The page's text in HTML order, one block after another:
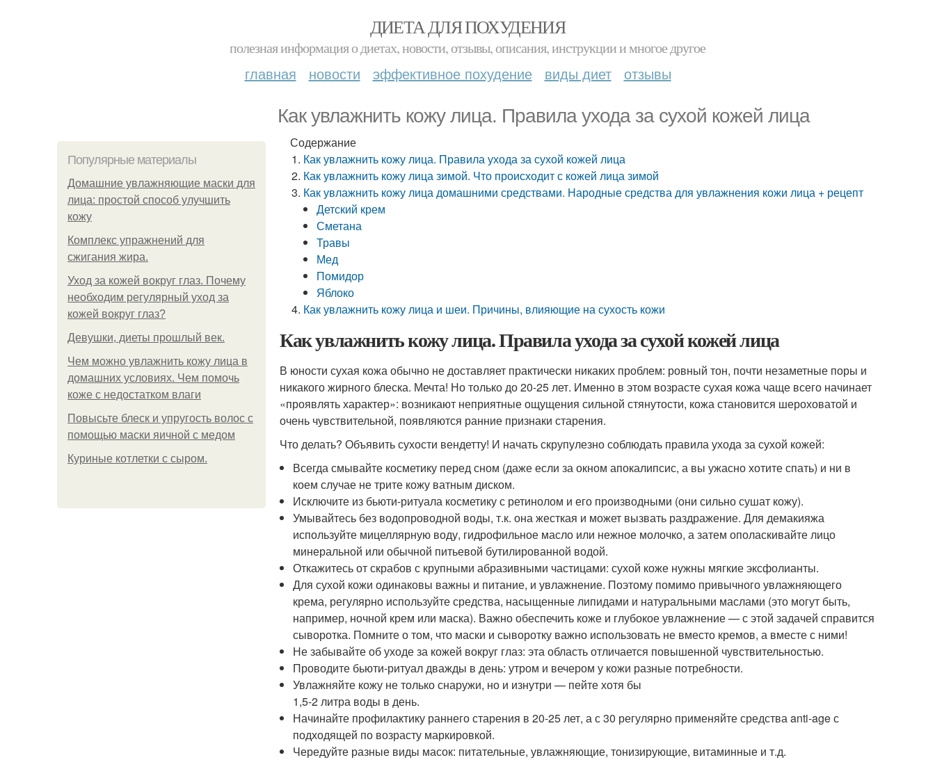
ДИЕТА ДЛЯ ПОХУДЕНИЯ
полезная информация о диетах, новости, отзывы, описания, инструкции и многое другое
главная новости эффективное похудение виды диет отзывы
Как увлажнить кожу лица. Правила ухода за сухой кожей лица
Популярные материалы
Домашние увлажняющие маски для
лица: простой способ улучшить
кожу
Комплекс упражнений для
сжигания жира.
Уход за кожей вокруг глаз. Почему
необходим регулярный уход за
кожей вокруг глаз?
Девушки, диеты прошлый век.
Чем можно увлажнить кожу лица в
домашних условиях. Чем помочь
коже с недостатком влаги
Повысьте блеск и упругость волос с
помощью маски яичной с медом
Куриные котлетки с сыром.
Содержание
Как увлажнить кожу лица. Правила ухода за сухой кожей лица
Как увлажнить кожу лица зимой. Что происходит с кожей лица зимой
Как увлажнить кожу лица домашними средствами. Народные средства для увлажнения кожи лица + рецепт
Детский крем
Сметана
Травы
Мед
Помидор
Яблоко
Как увлажнить кожу лица и шеи. Причины, влияющие на сухость кожи
Как увлажнить кожу лица. Правила ухода за сухой кожей лица
В юности сухая кожа обычно не доставляет практически никаких проблем: ровный тон, почти незаметные поры и
никакого жирного блеска. Мечта! Но только до 20-25 лет. Именно в этом возрасте сухая кожа чаще всего начинает
«проявлять характер»: возникают неприятные ощущения сильной стянутости, кожа становится шероховатой и
очень чувствительной, появляются ранние признаки старения.
Что делать? Объявить сухости вендетту! И начать скрупулезно соблюдать правила ухода за сухой кожей:
Всегда смывайте косметику перед сном (даже если за окном апокалипсис, а вы ужасно хотите спать) и ни в
коем случае не трите кожу ватным диском.
Исключите из бьюти-ритуала косметику с ретинолом и его производными (они сильно сушат кожу).
Умывайтесь без водопроводной воды, т.к. она жесткая и может вызвать раздражение. Для демакияжа
используйте мицеллярную воду, гидрофильное масло или нежное молочко, а затем ополаскивайте лицо
минеральной или обычной питьевой бутилированной водой.
Откажитесь от скрабов с крупными абразивными частицами: сухой коже нужны мягкие эксфолианты.
Для сухой кожи одинаковы важны и питание, и увлажнение. Поэтому помимо привычного увлажняющего
крема, регулярно используйте средства, насыщенные липидами и натуральными маслами (это могут быть,
например, ночной крем или маска). Важно обеспечить коже и глубокое увлажнение — с этой задачей справится
сыворотка. Помните о том, что маски и сыворотку важно использовать не вместо кремов, а вместе с ними!
Не забывайте об уходе за кожей вокруг глаз: эта область отличается повышенной чувствительностью.
Проводите бьюти-ритуал дважды в день: утром и вечером у кожи разные потребности.
Увлажняйте кожу не только снаружи, но и изнутри — пейте хотя бы
1,5-2 литра воды в день.
Начинайте профилактику раннего старения в 20-25 лет, а с 30 регулярно применяйте средства anti-age с
подходящей по возрасту маркировкой.
Чередуйте разные виды масок: питательные, увлажняющие, тонизирующие, витаминные и т.д.